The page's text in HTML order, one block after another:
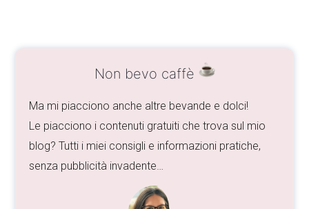
Non bevo caffè
Ma mi piacciono anche altre bevande e dolci!
Le piacciono i contenuti gratuiti che trova sul mio
blog? Tutti i miei consigli e informazioni pratiche,
senza pubblicità invadente…